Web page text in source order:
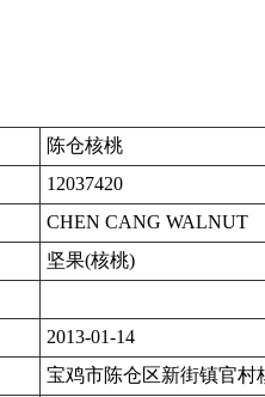
陈仓核桃
12037420
CHEN CANG WALNUT
坚果(核桃)
2013-01-14
宝鸡市陈仓区新街镇官村